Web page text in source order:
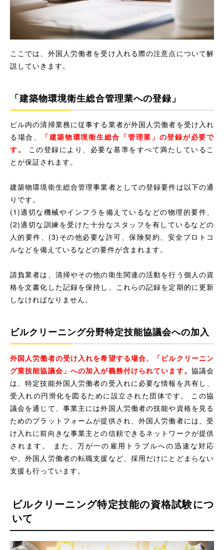
ここでは、外国人労働者を受け入れる際の注意点について解
説していきます。
「建築物環境衛生総合管理業への登録」
ビル内の清掃業務に従事する業者が外国人労働者を受け入れ
る場合、
「建築物環境衛生総合 「管理業」の登録が必要で
す。
この登録により、必要な基準をすべて満たしているこ
とが保証されます。
建築物環境衛生総合管理事業者としての登録要件は以下の通
りです。
(1)適切な機械やインフラを備えているなどの物理的要件、
(2)適切な訓練を受けた十分なスタッフを有しているなどの
人的要件、(3)その他必要な許可、保険契約、安全プロトコ
ルなどを備えているなどの要件が含まれます。
請負業者は、清掃やその他の衛生関連の活動を行う個人の資
格を文書化した記録を保持し、これらの記録を定期的に更新
しなければなりません。
ビルクリーニング分野特定技能協議会への加入
外国人労働者の受け入れを希望する場合、「ビルクリーニン
グ業技能協議会」への加入が義務付けられています。 協議会
は、特定技能外国人労働者の受入れに必要な情報を共有し、
受入れの円滑化を図るために設立された団体です。 この協
議会を通じて、事業主には外国人労働者の技能や資格を見る
ためのプラットフォームが提供され、外国人労働者には、受
け入れに前向きな事業主との信頼できるネットワークが提供
されます。 また、万が一の雇用トラブルへの迅速な対応
や、外国人労働者の転職支援など、採用だけにとどまらない
支援も行っています。
ビルクリーニング特定技能の資格試験につ
いて